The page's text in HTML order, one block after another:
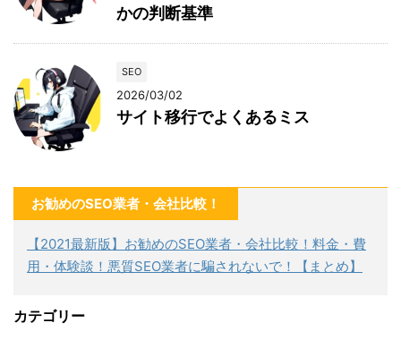
かの判断基準
SEO
2026/03/02
サイト移行でよくあるミス
お勧めのSEO業者・会社比較！
【2021最新版】お勧めのSEO業者・会社比較！料金・費
用・体験談！悪質SEO業者に騙されないで！【まとめ】
カテゴリー